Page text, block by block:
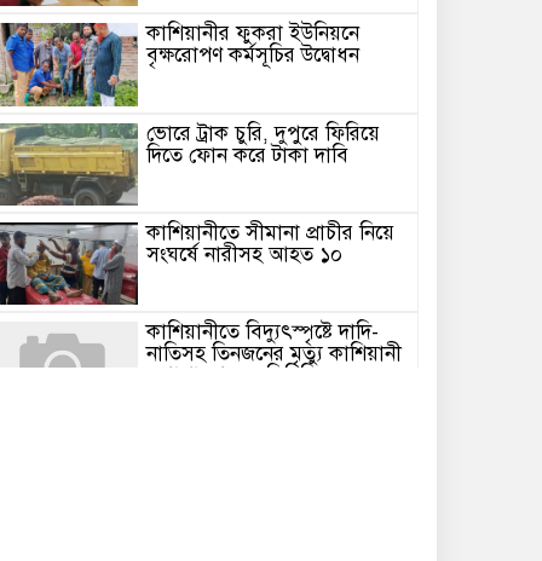
কাশিয়ানীর ফুকরা ইউনিয়নে
বৃক্ষরোপণ কর্মসূচির উদ্বোধন
ভোরে ট্রাক চুরি, দুপুরে ফিরিয়ে
দিতে ফোন করে টাকা দাবি
কাশিয়ানীতে সীমানা প্রাচীর নিয়ে
সংঘর্ষে নারীসহ আহত ১০
কাশিয়ানীতে বিদ্যুৎস্পৃষ্টে দাদি-
নাতিসহ তিনজনের মৃত্যু কাশিয়ানী
(গোপালগঞ্জ) প্রতিনিধি